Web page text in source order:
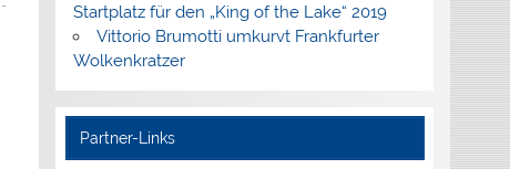
Startplatz für den „King of the Lake“ 2019
Vittorio Brumotti umkurvt Frankfurter
Wolkenkratzer
Partner-Links